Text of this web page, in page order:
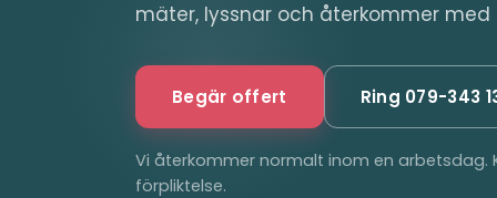
mäter, lyssnar och återkommer med
Begär offert Ring 079-343
Vi återkommer normalt inom en
förpliktelse.